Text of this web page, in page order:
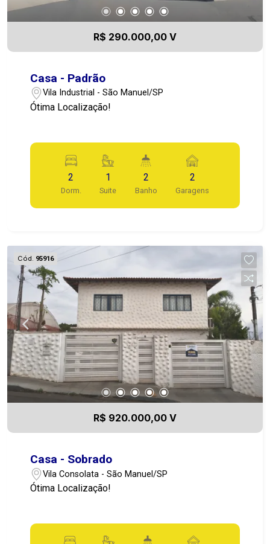
R$ 290.000,00 V
Casa - Padrão
Vila Industrial - São Manuel/SP
Ótima Localização!
2
Dorm.
1
Suite
2
Banho
2
Garagens
Cód. 95916
R$ 920.000,00 V
Casa - Sobrado
Vila Consolata - São Manuel/SP
Ótima Localização!